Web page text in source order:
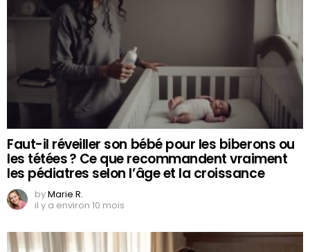
Faut-il réveiller son bébé pour les biberons ou
les tétées ? Ce que recommandent vraiment
les pédiatres selon l’âge et la croissance
byMarie R.
il y a environ 10 mois